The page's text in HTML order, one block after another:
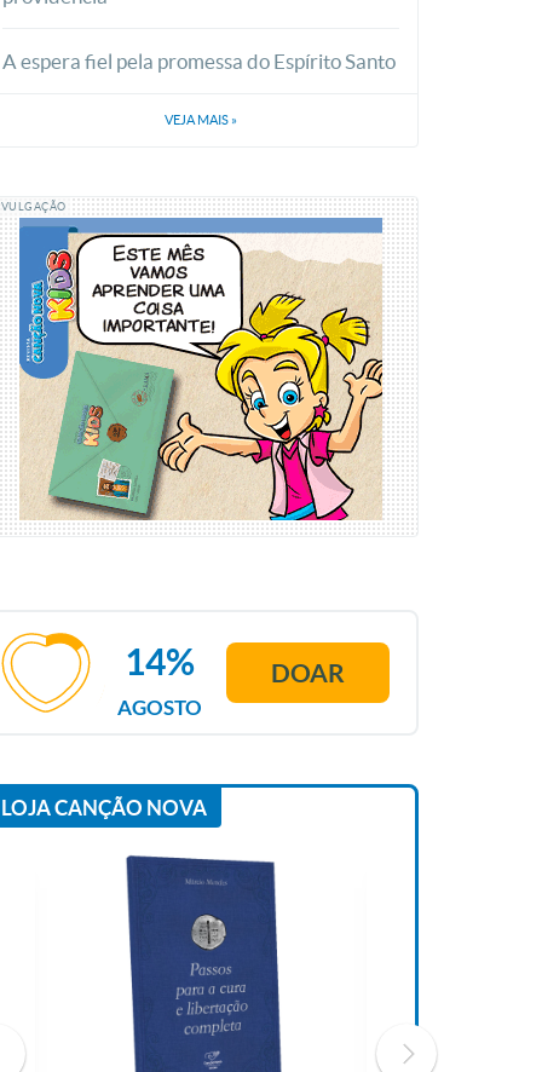
A espera fiel pela promessa do Espírito Santo
VEJA MAIS »
AGOSTO
14% DOAR
LOJA CANÇÃO NOVA